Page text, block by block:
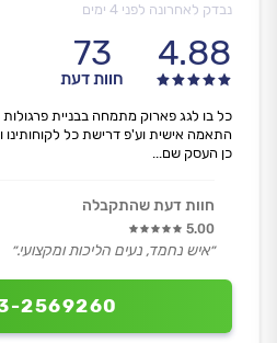
נבדק לאחרונה לפני 4 ימים
4.88
73
חוות דעת
2569260
כל בו לגג פארוק מתמחה בבניית פרגולות
התאמה אישית וע'פ דרישת כל לקוחותינו
כן העסק שם...
חוות דעת שהתקבלה
5.00
״איש נחמד, נעים הליכות ומקצועי.״